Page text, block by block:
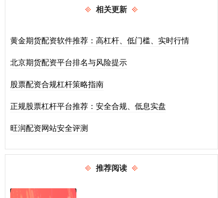
相关更新
黄金期货配资软件推荐：高杠杆、低门槛、实时行情
北京期货配资平台排名与风险提示
股票配资合规杠杆策略指南
正规股票杠杆平台推荐：安全合规、低息实盘
旺润配资网站安全评测
推荐阅读